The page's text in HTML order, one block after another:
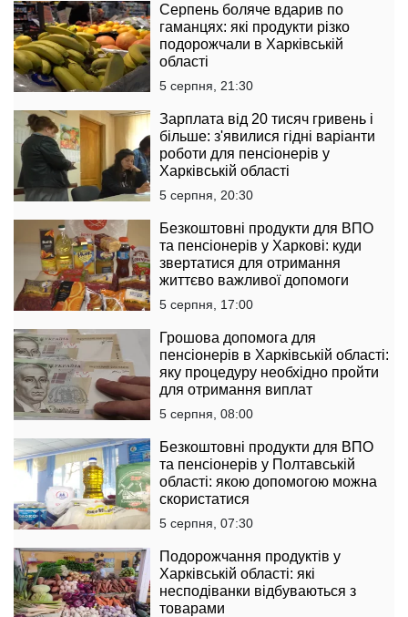
Серпень боляче вдарив по
гаманцях: які продукти різко
подорожчали в Харківській
області
5 серпня, 21:30
Зарплата від 20 тисяч гривень і
більше: з'явилися гідні варіанти
роботи для пенсіонерів у
Харківській області
5 серпня, 20:30
Безкоштовні продукти для ВПО
та пенсіонерів у Харкові: куди
звертатися для отримання
життєво важливої допомоги
5 серпня, 17:00
Грошова допомога для
пенсіонерів в Харківській області:
яку процедуру необхідно пройти
для отримання виплат
5 серпня, 08:00
Безкоштовні продукти для ВПО
та пенсіонерів у Полтавській
області: якою допомогою можна
скористатися
5 серпня, 07:30
Подорожчання продуктів у
Харківській області: які
несподіванки відбуваються з
товарами